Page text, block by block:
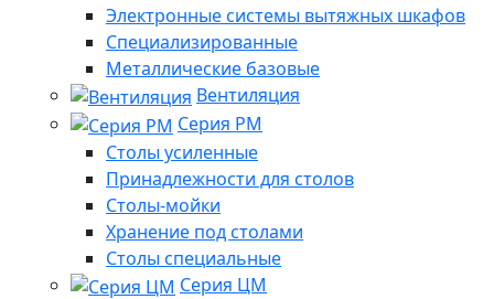
Электронные системы вытяжных шкафов
Специализированные
Металлические базовые
Вентиляция
Серия РМ
Столы усиленные
Принадлежности для столов
Столы-мойки
Хранение под столами
Столы специальные
Серия ЦМ